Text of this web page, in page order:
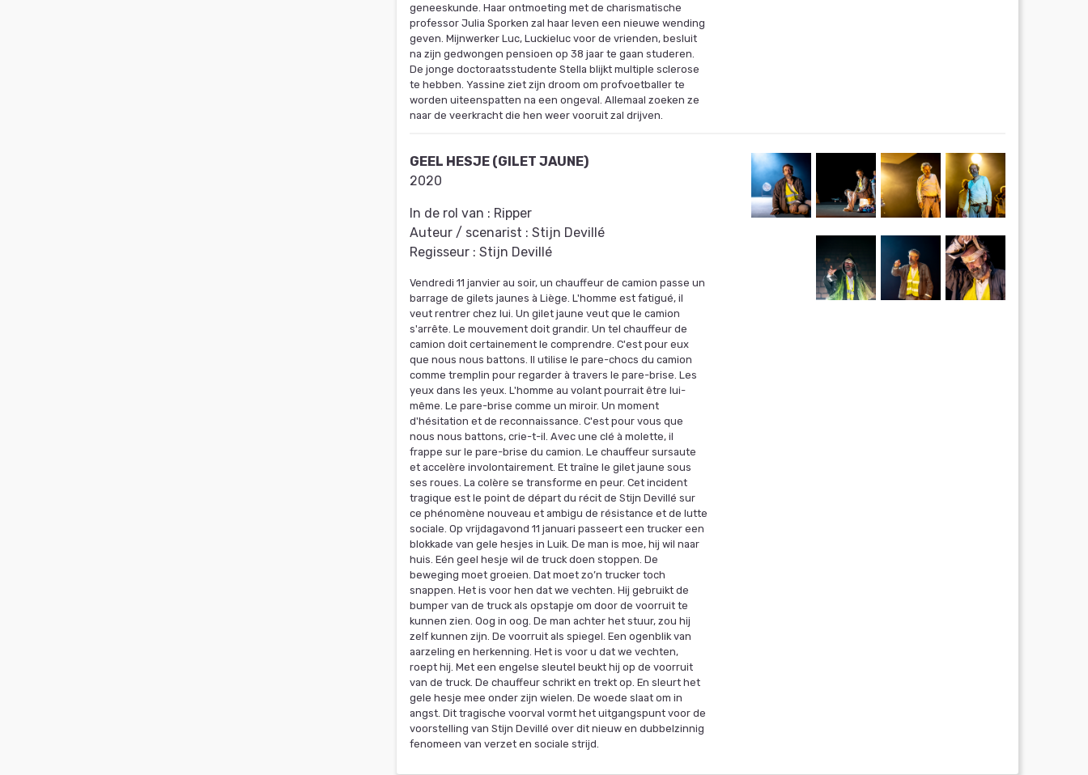
geneeskunde. Haar ontmoeting met de charismatische
professor Julia Sporken zal haar leven een nieuwe wending
geven. Mijnwerker Luc, Luckieluc voor de vrienden, besluit
na zijn gedwongen pensioen op 38 jaar te gaan studeren.
De jonge doctoraatsstudente Stella blijkt multiple sclerose
te hebben. Yassine ziet zijn droom om profvoetballer te
worden uiteenspatten na een ongeval. Allemaal zoeken ze
naar de veerkracht die hen weer vooruit zal drijven.
GEEL HESJE (GILET JAUNE)
2020
In de rol van : Ripper
Auteur / scenarist : Stijn Devillé
Regisseur : Stijn Devillé
Vendredi 11 janvier au soir, un chauffeur de camion passe un
barrage de gilets jaunes à Liège. L'homme est fatigué, il
veut rentrer chez lui. Un gilet jaune veut que le camion
s'arrête. Le mouvement doit grandir. Un tel chauffeur de
camion doit certainement le comprendre. C'est pour eux
que nous nous battons. Il utilise le pare-chocs du camion
comme tremplin pour regarder à travers le pare-brise. Les
yeux dans les yeux. L'homme au volant pourrait être lui-
même. Le pare-brise comme un miroir. Un moment
d'hésitation et de reconnaissance. C'est pour vous que
nous nous battons, crie-t-il. Avec une clé à molette, il
frappe sur le pare-brise du camion. Le chauffeur sursaute
et accelère involontairement. Et traîne le gilet jaune sous
ses roues. La colère se transforme en peur. Cet incident
tragique est le point de départ du récit de Stijn Devillé sur
ce phénomène nouveau et ambigu de résistance et de lutte
sociale. Op vrijdagavond 11 januari passeert een trucker een
blokkade van gele hesjes in Luik. De man is moe, hij wil naar
huis. Eén geel hesje wil de truck doen stoppen. De
beweging moet groeien. Dat moet zo’n trucker toch
snappen. Het is voor hen dat we vechten. Hij gebruikt de
bumper van de truck als opstapje om door de voorruit te
kunnen zien. Oog in oog. De man achter het stuur, zou hij
zelf kunnen zijn. De voorruit als spiegel. Een ogenblik van
aarzeling en herkenning. Het is voor u dat we vechten,
roept hij. Met een engelse sleutel beukt hij op de voorruit
van de truck. De chauffeur schrikt en trekt op. En sleurt het
gele hesje mee onder zijn wielen. De woede slaat om in
angst. Dit tragische voorval vormt het uitgangspunt voor de
voorstelling van Stijn Devillé over dit nieuw en dubbelzinnig
fenomeen van verzet en sociale strijd.